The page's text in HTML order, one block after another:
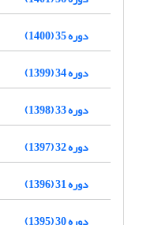
دوره 35 (1400)
دوره 34 (1399)
دوره 33 (1398)
دوره 32 (1397)
دوره 31 (1396)